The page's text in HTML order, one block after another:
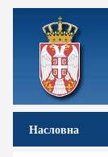
Насловна